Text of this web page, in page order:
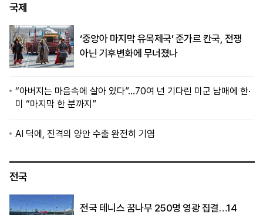
국제
‘중앙아 마지막 유목제국’ 준가르 칸국, 전쟁
아닌 기후변화에 무너졌나
“아버지는 마음속에 살아 있다”…70여 년 기다린 미군 남매에 한·
미 “마지막 한 분까지”
AI 덕에, 진격의 양안 수출 완전히 기염
전국
전국 테니스 꿈나무 250명 영광 집결…14